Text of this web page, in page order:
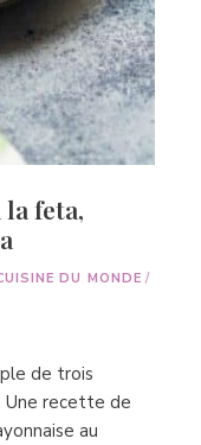
feta,
DU MONDE /
de trois
Une recette de
au